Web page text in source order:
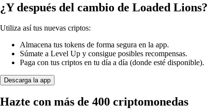
¿Y después del cambio de Loaded Lions?
Utiliza así tus nuevas criptos:
Almacena tus tokens de forma segura en la app.
Súmate a Level Up y consigue posibles recompensas.
Paga con tus criptos en tu día a día (donde esté disponible).
Descarga la app
Hazte con más de 400 criptomonedas